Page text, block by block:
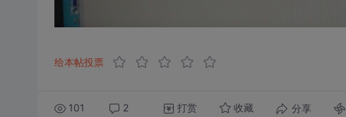
给本帖投票
101 2 打赏 收藏 分享